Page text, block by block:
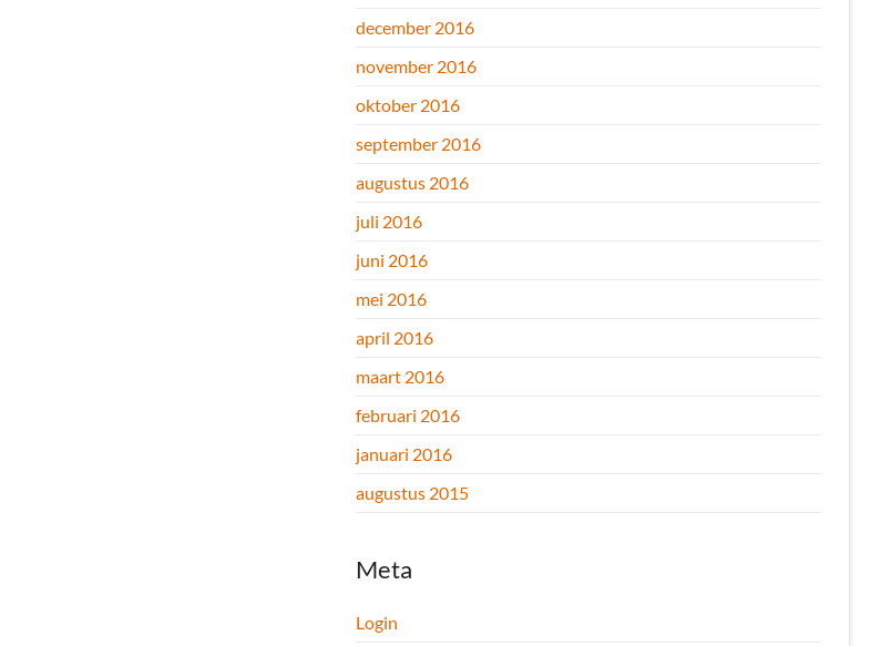
december 2016
november 2016
oktober 2016
september 2016
augustus 2016
juli 2016
juni 2016
mei 2016
april 2016
maart 2016
februari 2016
januari 2016
augustus 2015
Meta
Login